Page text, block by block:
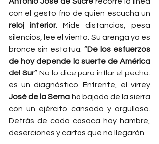
reloj interior. Mide distancias, pesa
silencios, lee el viento. Su arenga ya es
bronce sin estatua: “De los esfuerzos
de hoy depende la suerte de América
del Sur”. No lo dice para inflar el pecho:
José de la Serna ha bajado de la sierra
con un ejército cansado y orgulloso.
Detrás de cada casaca hay hambre,
deserciones y cartas que no llegarán.